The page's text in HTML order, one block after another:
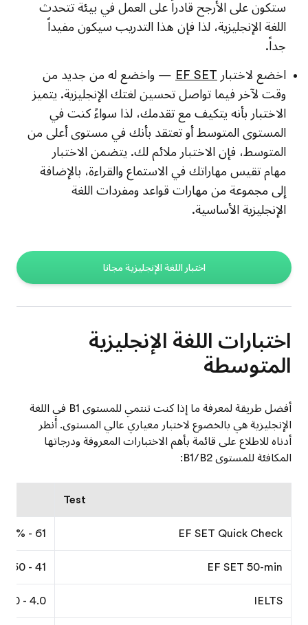
ستكون على الأرجح قادراً على العمل في بيئة تتحدث
اللغة الإنجليزية، لذا فإن هذا التدريب سيكون مفيداً
جداً.
اخضع لاختبار EF SET — واخضع له من جديد من
وقت لآخر فيما تواصل تحسين لغتك الإنجليزية. يتميز
الاختبار بأنه يتكيف مع تقدمك، لذا سواءً كنت في
المستوى المتوسط أو تعتقد بأنك في مستوى أعلى من
المتوسط، فإن الاختبار ملائم لك. يتضمن الاختبار
مهام تقيس مهاراتك في الاستماع والقراءة، بالإضافة
إلى مجموعة من مهارات قواعد ومفردات اللغة
الإنجليزية الأساسية.
اختبار اللغة الإنجليزية مجانا
اختبارات اللغة الإنجليزية
المتوسطة
أفضل طريقة لمعرفة ما إذا كنت تنتمي للمستوى B1 في اللغة
الإنجليزية هي بالخضوع لاختبار معياري عالي المستوى. أنظر
أدناه للاطلاع على قائمة بأهم الاختبارات المعروفة ودرجاتها
المكافئة للمستوى B1/B2:
Test
EF SET Quick Check
61 - 85%
EF SET 50-min
41 - 60
IELTS
4.0 - 6.0